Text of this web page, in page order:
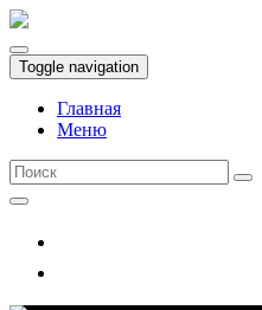
Toggle navigation
Главная
Меню